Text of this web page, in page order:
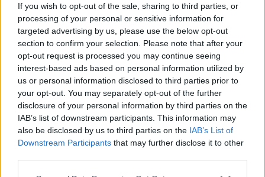
If you wish to opt-out of the sale, sharing to third parties, or
processing of your personal or sensitive information for
targeted advertising by us, please use the below opt-out
section to confirm your selection. Please note that after your
opt-out request is processed you may continue seeing
interest-based ads based on personal information utilized by
us or personal information disclosed to third parties prior to
your opt-out. You may separately opt-out of the further
disclosure of your personal information by third parties on the
IAB’s list of downstream participants. This information may
also be disclosed by us to third parties on the IAB’s List of
Downstream Participants that may further disclose it to other
Controlli all’aeroporto di Olbia, sequestrati
caviale e sabbia rubata
Migliori cliniche di estetica medicale avanzata
in Europa: classifica dei 5 centri di riferimento
pe…
Incendi, a San Pasquale arriva il Campo Base:
l’inaugurazione